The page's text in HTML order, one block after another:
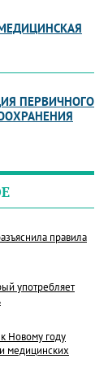
ПЕРВИЧНОГО
правила
употребляет
Новому году
медицинских